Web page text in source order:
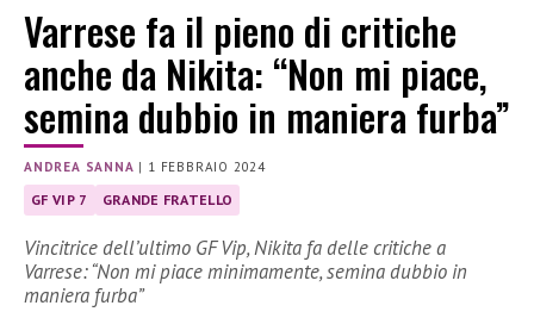
Varrese fa il pieno di critiche
anche da Nikita: “Non mi piace,
semina dubbio in maniera furba”
ANDREA SANNA | 1 FEBBRAIO 2024
GF VIP 7 GRANDE FRATELLO
Vincitrice dell’ultimo GF Vip, Nikita fa delle critiche a
Varrese: “Non mi piace minimamente, semina dubbio in
maniera furba”